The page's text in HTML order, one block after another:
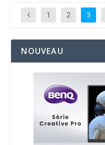
1 2 3
NOUVEAU